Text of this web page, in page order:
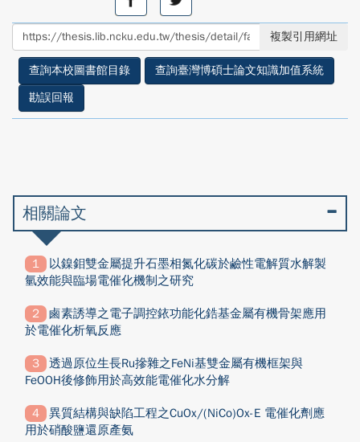
至
facebook
享
至
twitter
複製引用網址
查詢本校圖書館目錄
查詢臺灣博碩士論文知識加值系統
勘誤回報
相關論文
以鎳鉬雙金屬提升石墨相氮化碳於鹼性電解質水解製
氫效能與臨場電催化機制之研究
鹵素誘導之電子調控銥功能化鋯基金屬有機骨架應用
於電催化析氧反應
透過原位生長Ru摻雜之FeNi基雙金屬有機框架與
FeOOH後修飾用於高效能電催化水分解
異質結構與缺陷工程之CuOx/(NiCo)Ox-E 電催化劑應
用於硝酸鹽還原產氨